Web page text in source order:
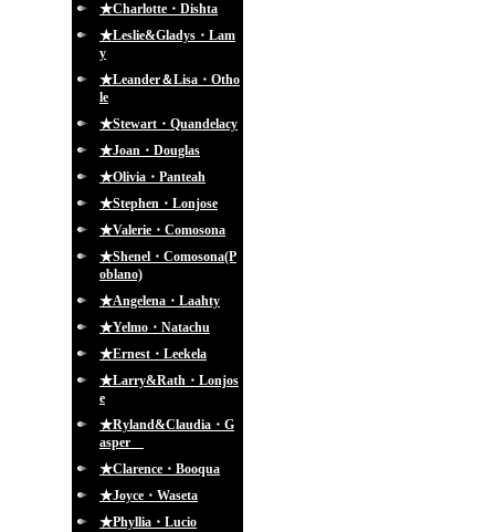
★Charlotte・Dishta
★Leslie&Gladys・Lam
y
★Leander＆Lisa・Otho
le
★Stewart・Quandelacy
★Joan・Douglas
★Olivia・Panteah
★Stephen・Lonjose
★Valerie・Comosona
★Shenel・Comosona(P
oblano)
★Angelena・Laahty
★Yelmo・Natachu
★Ernest・Leekela
★Larry&Rath・Lonjos
e
★Ryland&Claudia・G
asper
★Clarence・Booqua
★Joyce・Waseta
★Phyllia・Lucio